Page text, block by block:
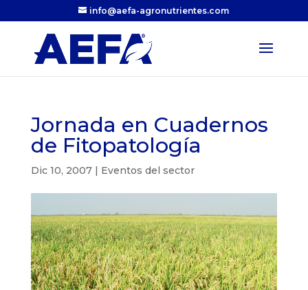
info@aefa-agronutrientes.com
Jornada en Cuadernos
de Fitopatología
Dic 10, 2007| Eventos del sector